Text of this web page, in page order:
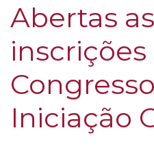
Abertas as
inscrições
Iniciação